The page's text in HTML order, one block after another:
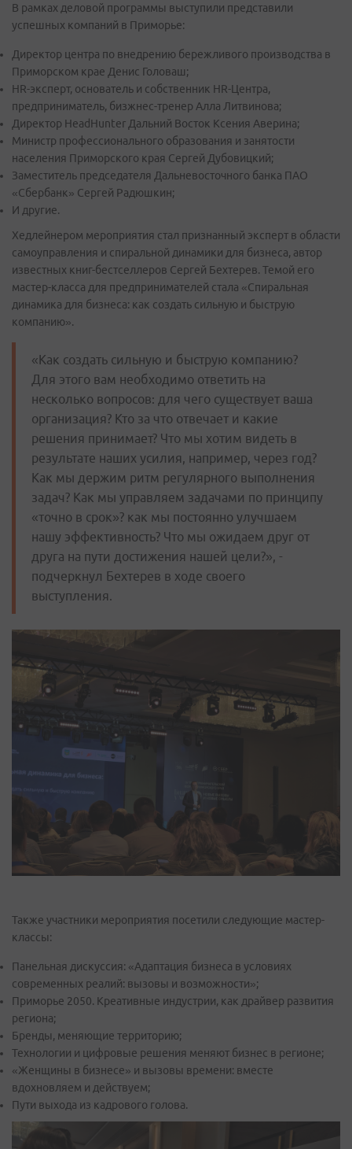
В рамках деловой программы выступили представили
успешных компаний в Приморье:
Директор центра по внедрению бережливого производства в
Приморском крае Денис Головаш;
HR-эксперт, основатель и собственник HR-Центра,
предприниматель, бизжнес-тренер Алла Литвинова;
Директор HeadHunter Дальний Восток Ксения Аверина;
Министр профессионального образования и занятости
населения Приморского края Сергей Дубовицкий;
Заместитель председателя Дальневосточного банка ПАО
«Сбербанк» Сергей Радюшкин;
И другие.
Хедлейнером мероприятия стал признанный эксперт в области
самоуправления и спиральной динамики для бизнеса, автор
известных книг-бестселлеров Сергей Бехтерев. Темой его
мастер-класса для предпринимателей стала «Спиральная
динамика для бизнеса: как создать сильную и быструю
компанию».
«Как создать сильную и быструю компанию?
Для этого вам необходимо ответить на
несколько вопросов: для чего существует ваша
организация? Кто за что отвечает и какие
решения принимает? Что мы хотим видеть в
результате наших усилия, например, через год?
Как мы держим ритм регулярного выполнения
задач? Как мы управляем задачами по принципу
«точно в срок»? как мы постоянно улучшаем
нашу эффективность? Что мы ожидаем друг от
друга на пути достижения нашей цели?», -
подчеркнул Бехтерев в ходе своего
выступления.
Также участники мероприятия посетили следующие мастер-
классы:
Панельная дискуссия: «Адаптация бизнеса в условиях
современных реалий: вызовы и возможности»;
Приморье 2050. Креативные индустрии, как драйвер развития
региона;
Бренды, меняющие территорию;
Технологии и цифровые решения меняют бизнес в регионе;
«Женщины в бизнесе» и вызовы времени: вместе
вдохновляем и действуем;
Пути выхода из кадрового голова.